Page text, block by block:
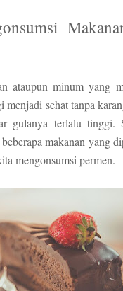
ataupun minum yang
menjadi sehat tanpa
gulanya terlalu
makanan yang
mengonsumsi permen.